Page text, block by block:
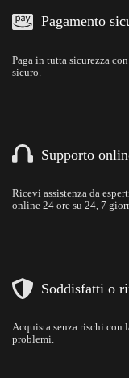
Pagamento
Paga in tutta sicurezza
sicuro.
Supporto
Ricevi assistenza da
online 24 ore su 24, 7
Soddisfatti o
Acquista senza rischi con
problemi.